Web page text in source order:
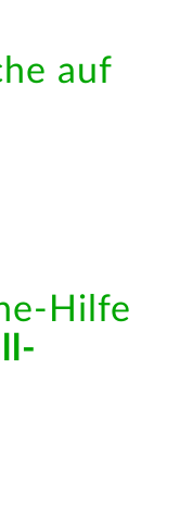
auf
Hilfe